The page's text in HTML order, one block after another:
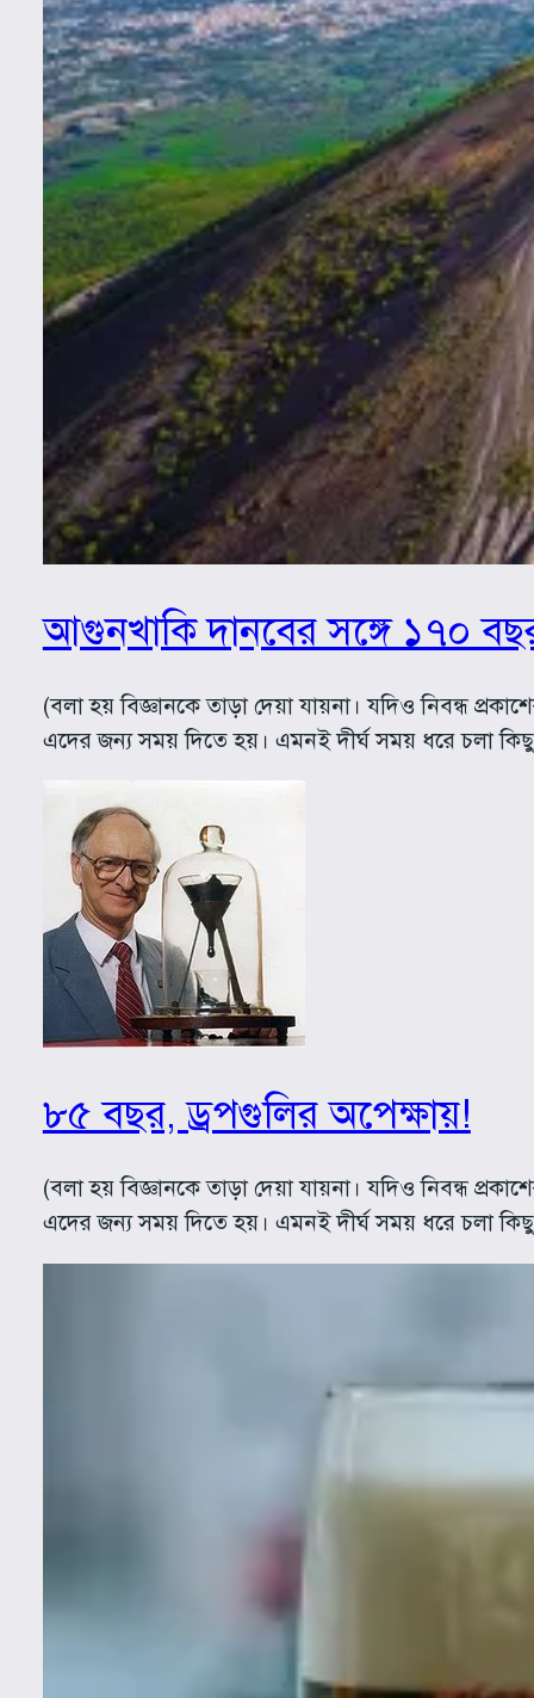
আগুনখাকি দানবের সঙ্গে ১৭০
(বলা হয় বিজ্ঞানকে তাড়া দেয়া যায়না। যদিও নিবন্ধ
এদের জন্য সময় দিতে হয়। এমনই দীর্ঘ সময় ধরে চলা
৮৫ বছর, ড্রপগুলির অপেক্ষায়!
(বলা হয় বিজ্ঞানকে তাড়া দেয়া যায়না। যদিও নিবন্ধ
এদের জন্য সময় দিতে হয়। এমনই দীর্ঘ সময় ধরে চলা